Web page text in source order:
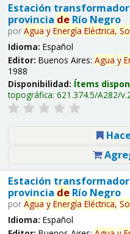
Estación
provincia deRío Negro
por Agua y Energía Eléctrica,
Idioma: Español
Editor: Buenos Aires: Agua y
1988
Disponibilidad: Ítems
topográfica: 621.374.5/A282/
Estación
provincia deRío Negro
por Agua y Energía Eléctrica,
Idioma: Español